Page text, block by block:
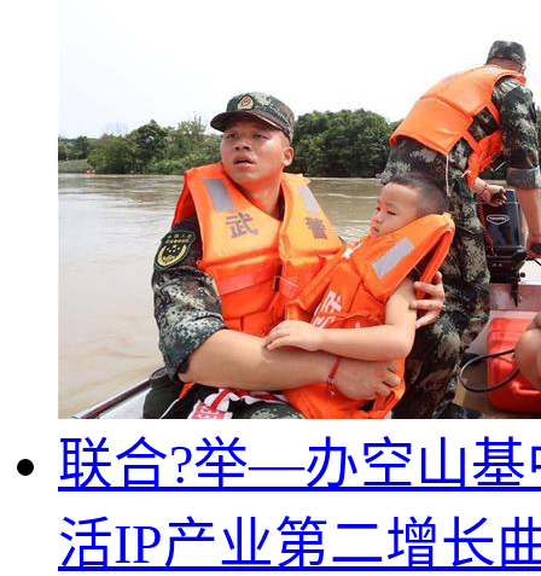
联合?举—办空山基
活IP产业第二增长